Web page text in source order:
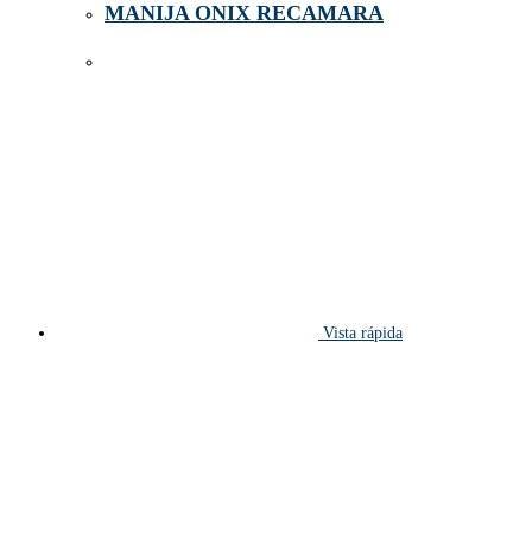
MANIJA ONIX RECAMARA
Vista rápida